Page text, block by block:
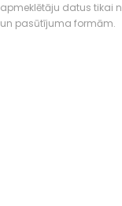
apmeklētāju datus tikai
un pasūtījuma formām.